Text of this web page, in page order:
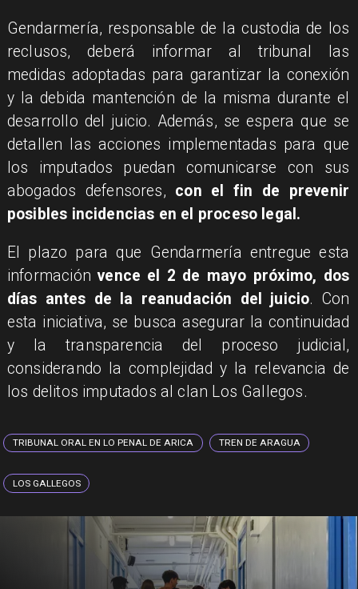
Gendarmería, responsable de la custodia de los
reclusos, deberá informar al tribunal las
medidas adoptadas para garantizar la conexión
y la debida mantención de la misma durante el
desarrollo del juicio. Además, se espera que se
detallen las acciones implementadas para que
los imputados puedan comunicarse con sus
abogados defensores, con el fin de prevenir
posibles incidencias en el proceso legal.
El plazo para que Gendarmería entregue esta
informaciónvence el 2 de mayo próximo, dos
días antes de la reanudación del juicio. Con
esta iniciativa, se busca asegurar la continuidad
y la transparencia del proceso judicial,
considerando la complejidad y la relevancia de
los delitos imputados al clan Los Gallegos.
TRIBUNAL ORAL EN LO PENAL DE ARICA TREN DE ARAGUA
LOS GALLEGOS